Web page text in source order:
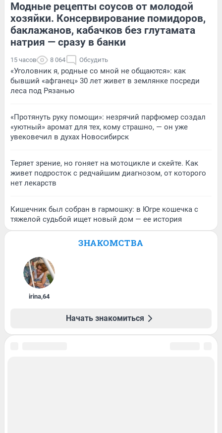
Модные рецепты соусов от молодой
хозяйки. Консервирование помидоров,
баклажанов, кабачков без глутамата
натрия — сразу в банки
15 часов 8 064 Обсудить
«Уголовник я, родные со мной не общаются»: как
бывший «афганец» 30 лет живет в землянке посреди
леса под Рязанью
«Протянуть руку помощи»: незрячий парфюмер создал
«уютный» аромат для тех, кому страшно, — он уже
увековечил в духах Новосибирск
Теряет зрение, но гоняет на мотоцикле и скейте. Как
живет подросток с редчайшим диагнозом, от которого
нет лекарств
Кишечник был собран в гармошку: в Югре кошечка с
тяжелой судьбой ищет новый дом — ее история
ЗНАКОМСТВА
irina,64
Начать знакомиться